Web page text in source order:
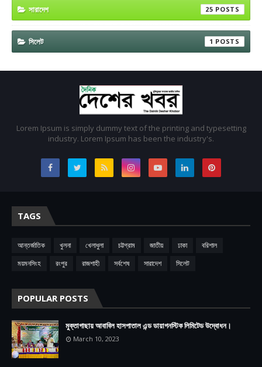
সারাদেশ 25
সিলেট 1
Lorem Ipsum is simply dummy text of the printing and typesetting
industry. Lorem Ipsum has been the industry's.
TAGS
আন্তর্জাতিক খুলনা খেলাধুলা চট্টগ্রাম জাতীয় ঢাকা
বরিশাল
ময়মনসিংহ
রংপুর রাজশাহী সর্বশেষ সারাদেশ সিলেট
POPULAR POSTS
মুক্তাগাছায় আবাবিল হাসপাতাল এন্ড ডায়াগনস্টিক লিমিটেড উদ্বোধন।
March 10, 2023